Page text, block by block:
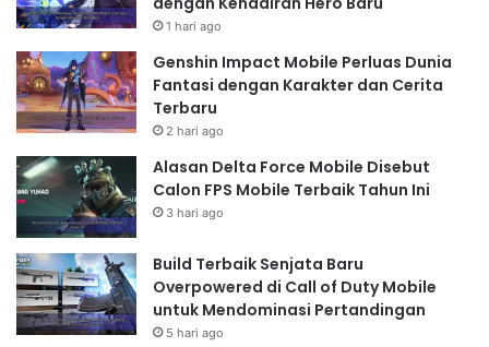
1 hari ago
Genshin Impact Mobile Perluas Dunia
Fantasi dengan Karakter dan Cerita
Terbaru
2 hari ago
Alasan Delta Force Mobile Disebut
Calon FPS Mobile Terbaik Tahun Ini
3 hari ago
Build Terbaik Senjata Baru
Overpowered di Call of Duty Mobile
untuk Mendominasi Pertandingan
5 hari ago